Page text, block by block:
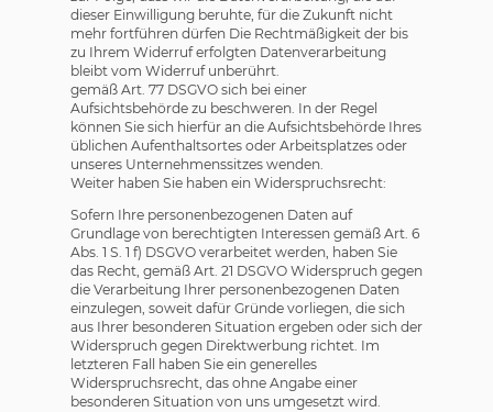
dieser Einwilligung beruhte, für die Zukunft nicht
mehr fortführen dürfen Die Rechtmäßigkeit der bis
zu Ihrem Widerruf erfolgten Datenverarbeitung
bleibt vom Widerruf unberührt.
gemäß Art. 77 DSGVO sich bei einer
Aufsichtsbehörde zu beschweren. In der Regel
können Sie sich hierfür an die Aufsichtsbehörde Ihres
üblichen Aufenthaltsortes oder Arbeitsplatzes oder
unseres Unternehmenssitzes wenden.
Weiter haben Sie haben ein Widerspruchsrecht:
Sofern Ihre personenbezogenen Daten auf
Grundlage von berechtigten Interessen gemäß Art. 6
Abs. 1 S. 1 f) DSGVO verarbeitet werden, haben Sie
das Recht, gemäß Art. 21 DSGVO Widerspruch gegen
die Verarbeitung Ihrer personenbezogenen Daten
einzulegen, soweit dafür Gründe vorliegen, die sich
aus Ihrer besonderen Situation ergeben oder sich der
Widerspruch gegen Direktwerbung richtet. Im
letzteren Fall haben Sie ein generelles
Widerspruchsrecht, das ohne Angabe einer
besonderen Situation von uns umgesetzt wird.